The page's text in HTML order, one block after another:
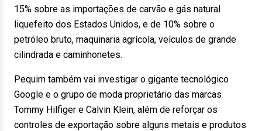
15% sobre as importações de carvão e gás natural
liquefeito dos Estados Unidos, e de 10% sobre o
petróleo bruto, maquinaria agrícola, veículos de grande
cilindrada e caminhonetes.
Pequim também vai investigar o gigante tecnológico
Google e o grupo de moda proprietário das marcas
Tommy Hilfiger e Calvin Klein, além de reforçar os
controles de exportação sobre alguns metais e produtos